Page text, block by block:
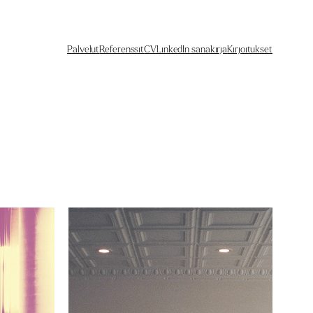
PalvelutReferenssitCVLinkedIn sanakirjaKirjoitukset